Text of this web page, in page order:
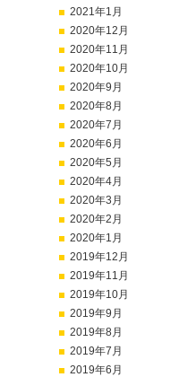
2021年1月
2020年12月
2020年11月
2020年10月
2020年9月
2020年8月
2020年7月
2020年6月
2020年5月
2020年4月
2020年3月
2020年2月
2020年1月
2019年12月
2019年11月
2019年10月
2019年9月
2019年8月
2019年7月
2019年6月